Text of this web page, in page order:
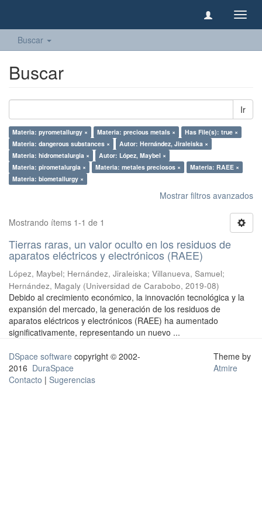
Buscar
Buscar
Ir
Materia: pyrometallurgy × Materia: precious metals ×
Has File(s): true ×
Materia: dangerous substances ×
Autor: Hernández, Jiraleiska ×
Materia: hidrometalurgia ×
Autor: López, Maybel ×
Materia: pirometalurgia ×
Materia: metales preciosos ×
Materia: RAEE ×
Materia: biometallurgy ×
Mostrar filtros avanzados
Mostrando ítems 1-1 de 1
Tierras raras, un valor oculto en los residuos de
aparatos eléctricos y electrónicos (RAEE)
López, Maybel; Hernández, Jiraleiska; Villanueva, Samuel;
Hernández, Magaly (Universidad de Carabobo, 2019-08)
Debido al crecimiento económico, la innovación tecnológica y la
expansión del mercado, la generación de los residuos de
aparatos eléctricos y electrónicos (RAEE) ha aumentado
significativamente, representando un nuevo ...
DSpace software copyright © 2002-
2016 DuraSpace
Contacto | Sugerencias
Theme by
Atmire